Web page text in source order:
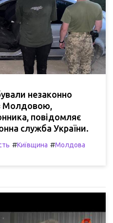
незаконно
Молдовою,
повідомляє
служба України.
#Київщина #Молдова